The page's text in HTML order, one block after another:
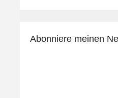
Abonniere meinen